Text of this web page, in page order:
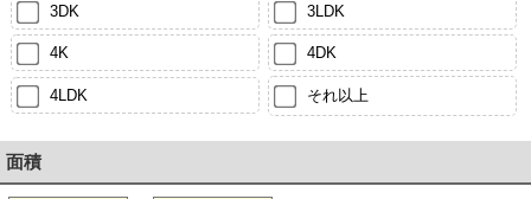
3DK 3LDK
4K 4DK
4LDK それ以上
面積